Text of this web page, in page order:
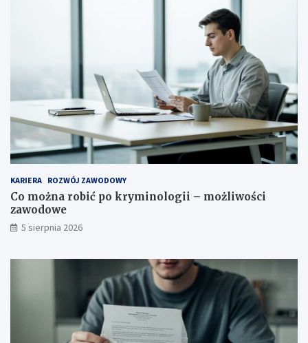
KARIERA ROZWÓJ ZAWODOWY
Co można robić po kryminologii – możliwości
zawodowe
5 sierpnia 2026